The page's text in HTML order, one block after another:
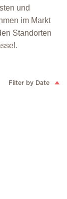
und
im Markt
Standorten
Filter by Date